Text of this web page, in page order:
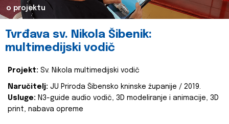
o projektu
Tvrđava sv. Nikola Šibenik:
multimedijski vodič
Projekt: Sv. Nikola multimedijski vodič
Naručitelj: JU Priroda Šibensko kninske županije / 2019.
Usluge: N3-guide audio vodič, 3D modeliranje i animacije, 3D
print, nabava opreme